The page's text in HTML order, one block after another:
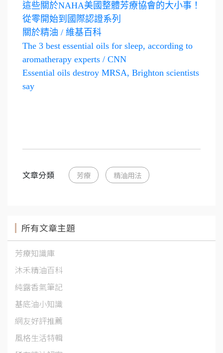
這些關於NAHA美國整體芳療協會的大小事！
從零開始到國際認證系列
關於精油 / 維基百科
The 3 best essential oils for sleep, according to
aromatherapy experts / CNN
Essential oils destroy MRSA, Brighton scientists
say
文章分類 芳療 精油用法
所有文章主題
芳療知識庫
沐禾精油百科
純露香氣筆記
基底油小知識
網友好評推薦
風格生活特輯